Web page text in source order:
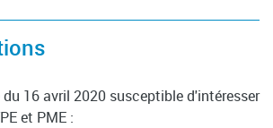
16 avril 2020 susceptible d'intéresser
et PME :